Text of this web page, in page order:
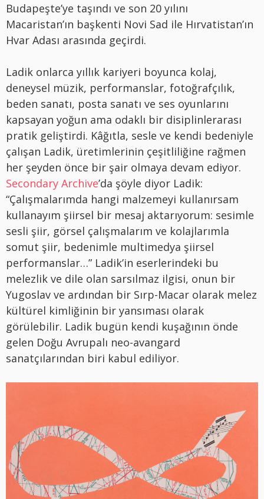
Budapeşte’ye taşındı ve son 20 yılını
Macaristan’ın başkenti Novi Sad ile Hırvatistan’ın
Hvar Adası arasında geçirdi.
Ladik onlarca yıllık kariyeri boyunca kolaj,
deneysel müzik, performanslar, fotoğrafçılık,
beden sanatı, posta sanatı ve ses oyunlarını
kapsayan yoğun ama odaklı bir disiplinlerarası
pratik geliştirdi. Kâğıtla, sesle ve kendi bedeniyle
çalışan Ladik, üretimlerinin çeşitliliğine rağmen
her şeyden önce bir şair olmaya devam ediyor.
Secondary Archive’da şöyle diyor Ladik:
“Çalışmalarımda hangi malzemeyi kullanırsam
kullanayım şiirsel bir mesaj aktarıyorum: sesimle
sesli şiir, görsel çalışmalarım ve kolajlarımla
somut şiir, bedenimle multimedya şiirsel
performanslar…” Ladik’in eserlerindeki bu
melezlik ve dile olan sarsılmaz ilgisi, onun bir
Yugoslav ve ardından bir Sırp-Macar olarak melez
kültürel kimliğinin bir yansıması olarak
görülebilir. Ladik bugün kendi kuşağının önde
gelen Doğu Avrupalı neo-avangard
sanatçılarından biri kabul ediliyor.